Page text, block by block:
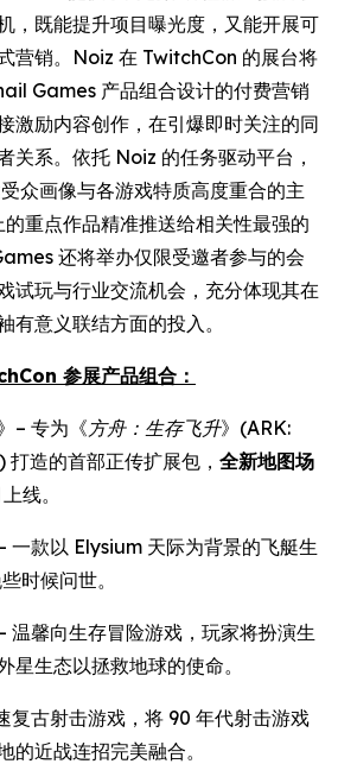
，既能提升项目曝光度，又能开展可
营销。Noiz 在 TwitchCon 的展台将
Games 产品组合设计的付费营销
激励内容创作，在引爆即时关注的同
关系。依托 Noiz 的任务驱动平台，
众画像与各游戏特质高度重合的主
重点作品精准推送给相关性最强的
还将举办仅限受邀者参与的会
试玩与行业交流机会，充分体现其在
有意义联结方面的投入。
参展产品组合：
– 专为《方舟：生存飞升》(ARK:
造的首部正传扩展包， 全新地图场
线。
一款以 Elysium 天际为背景的飞艇生
时候问世。
温馨向生存冒险游戏，玩家将扮演生
星生态以拯救地球的使命。
复古射击游戏，将 90 年代射击游戏
的近战连招完美融合。